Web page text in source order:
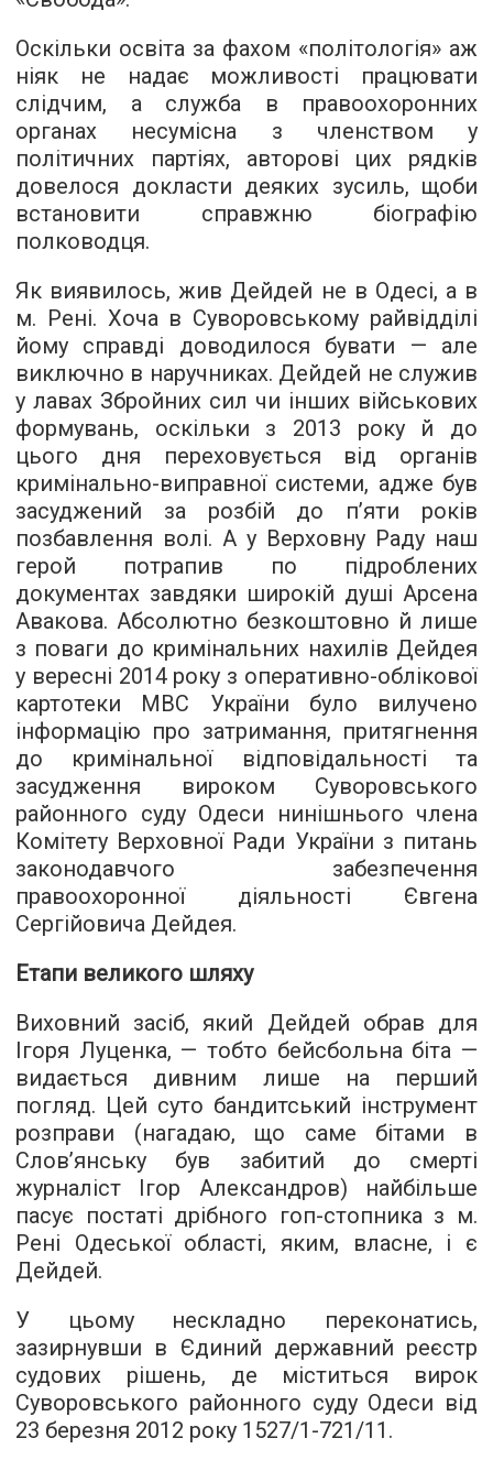
Оскільки освіта за фахом «політологія» аж
ніяк не надає можливості працювати
слідчим, а служба в правоохоронних
органах несумісна з членством у
політичних партіях, авторові цих рядків
довелося докласти деяких зусиль, щоби
встановити справжню біографію
полководця.
Як виявилось, жив Дейдей не в Одесі, а в
м. Рені. Хоча в Суворовському райвідділі
йому справді доводилося бувати — але
виключно в наручниках. Дейдей не служив
у лавах Збройних сил чи інших військових
формувань, оскільки з 2013 року й до
цього дня переховується від органів
кримінально-виправної системи, адже був
засуджений за розбій до п’яти років
позбавлення волі. А у Верховну Раду наш
герой потрапив по підроблених
документах завдяки широкій душі Арсена
Авакова. Абсолютно безкоштовно й лише
з поваги до кримінальних нахилів Дейдея
у вересні 2014 року з оперативно-облікової
картотеки МВС України було вилучено
інформацію про затримання, притягнення
до кримінальної відповідальності та
засудження вироком Суворовського
районного суду Одеси нинішнього члена
Комітету Верховної Ради України з питань
законодавчого забезпечення
правоохоронної діяльності Євгена
Сергійовича Дейдея.
Етапи великого шляху
Виховний засіб, який Дейдей обрав для
Ігоря Луценка, — тобто бейсбольна біта —
видається дивним лише на перший
погляд. Цей суто бандитський інструмент
розправи (нагадаю, що саме бітами в
Слов’янську був забитий до смерті
журналіст Ігор Александров) найбільше
пасує постаті дрібного гоп-стопника з м.
Рені Одеської області, яким, власне, і є
Дейдей.
У цьому нескладно переконатись,
зазирнувши в Єдиний державний реєстр
судових рішень, де міститься вирок
Суворовського районного судуОдеси від
23 березня 2012 року 1527/1-721/11.